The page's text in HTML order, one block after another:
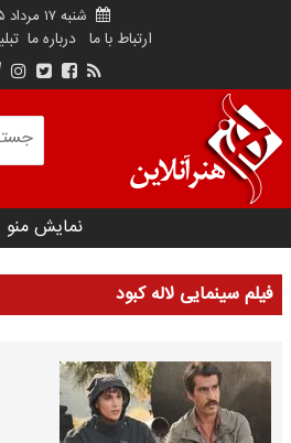
شنبه ۱۷ مرداد ۱۴۰۵
ارتباط با ما درباره ما
نمایش منو
فیلم سینمایی لاله کبود